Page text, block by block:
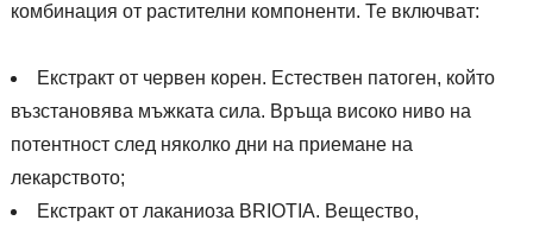
комбинация от растителни компоненти. Те включват:
Екстракт от червен корен. Естествен патоген, който
възстановява мъжката сила. Връща високо ниво на
потентност след няколко дни на приемане на
лекарството;
Екстракт от лаканиоза BRIOTIA. Вещество,